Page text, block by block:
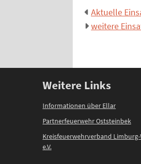
Aktuelle
weitere
Weitere Links
Informationen über Ellar
Partnerfeuerwehr Oststeinbek
Kreisfeuerwehrverband
e.V.